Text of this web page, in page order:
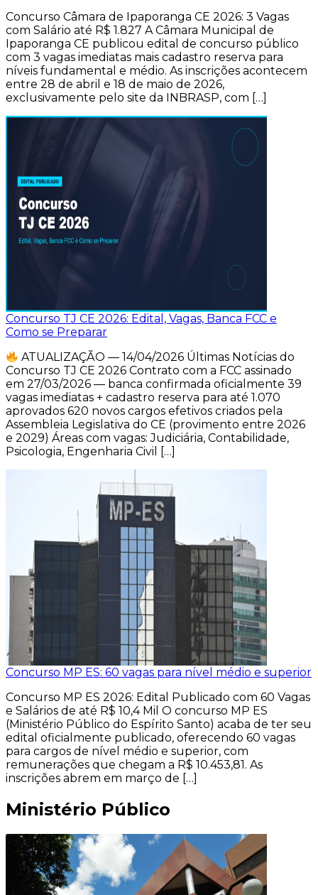
Concurso Câmara de Ipaporanga CE 2026: 3 Vagas
com Salário até R$ 1.827 A Câmara Municipal de
Ipaporanga CE publicou edital de concurso público
com 3 vagas imediatas mais cadastro reserva para
níveis fundamental e médio. As inscrições acontecem
entre 28 de abril e 18 de maio de 2026,
exclusivamente pelo site da INBRASP, com […]
Concurso TJ CE 2026: Edital, Vagas, Banca FCC e
Como se Preparar
ATUALIZAÇÃO — 14/04/2026 Últimas Notícias do
Concurso TJ CE 2026 Contrato com a FCC assinado
em 27/03/2026 — banca confirmada oficialmente 39
vagas imediatas + cadastro reserva para até 1.070
aprovados 620 novos cargos efetivos criados pela
Assembleia Legislativa do CE (provimento entre 2026
e 2029) Áreas com vagas: Judiciária, Contabilidade,
Psicologia, Engenharia Civil […]
Concurso MP ES: 60 vagas para nível médio e superior
Concurso MP ES 2026: Edital Publicado com 60 Vagas
e Salários de até R$ 10,4 Mil O concurso MP ES
(Ministério Público do Espírito Santo) acaba de ter seu
edital oficialmente publicado, oferecendo 60 vagas
para cargos de nível médio e superior, com
remunerações que chegam a R$ 10.453,81. As
inscrições abrem em março de […]
Ministério Público